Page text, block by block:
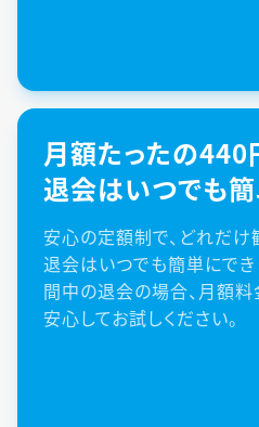
月額たったの440
退会はいつでも簡
安心の定額制で、どれだけ
退会はいつでも簡単にでき
間中の退会の場合、月額
安心してお試しください。